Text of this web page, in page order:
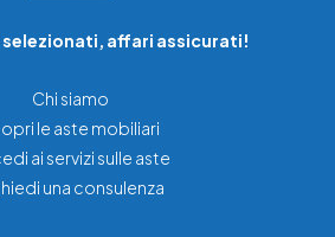
affari assicurati!
Chi siamo
le aste mobiliari
ai servizi sulle aste
una consulenza